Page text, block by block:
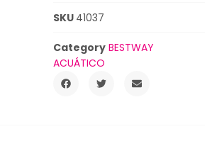
SKU 41037
Category BESTWAY
ACUÁTICO